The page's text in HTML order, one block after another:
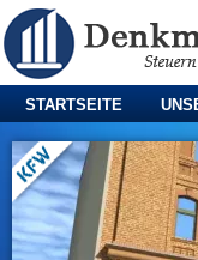
STARTSEITE